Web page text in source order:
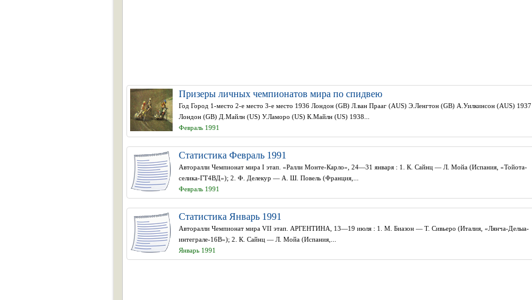
Призеры личных чемпионатов мира по спидвею
Год Город 1-место 2-е место 3-е место 1936 Лондон (GB) Л.ван Прааг (AUS) Э.Ленгтон (GB) А.Уилкинсон (AUS) 1937
Лондон (GB) Д.Майлн (US) У.Ламоро (US) К.Майлн (US) 1938...
Февраль 1991
Статистика Февраль 1991
Авторалли Чемпионат мира I этап. «Ралли Монте-Карло», 24—31 января : 1. К. Сайнц — Л. Мойа (Испания, «Тойота-
селика-ГТ4ВД»); 2. Ф. Делекур — А. Ш. Повель (Франция,...
Февраль 1991
Статистика Январь 1991
Авторалли Чемпионат мира VII этап. АРГЕНТИНА, 13—19 июля : 1. М. Биазон — Т. Сивьеро (Италия, «Лянча-Делыа-
интеграле-16В»); 2. К. Сайнц — Л. Мойа (Испания,...
Январь 1991